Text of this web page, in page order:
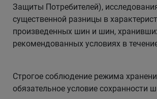
Защиты Потребителей),
существенной разницы в
произведенных шин и шин,
рекомендованных условиях в
Строгое соблюдение режима
обязательное условие сохранности